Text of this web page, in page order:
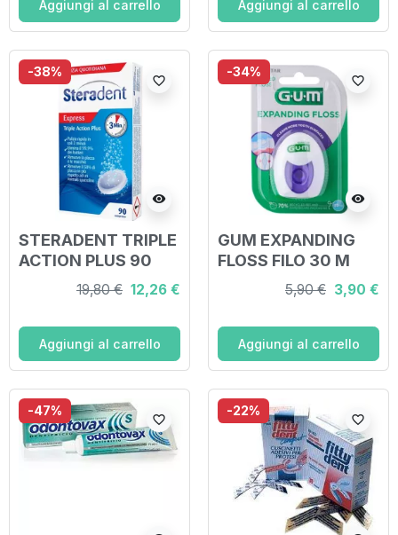
Aggiungi al carrello Aggiungi al carrello
-38%
visibility
favorite_border
STERADENT TRIPLE
ACTION PLUS 90
COMPRESSE
PULENTI
19,80 € 12,26 €
Aggiungi al carrello
-34%
visibility
favorite_border
GUM EXPANDING
FLOSS FILO 30 M
5,90 € 3,90 €
Aggiungi al carrello
-47%
favorite_border
-22%
favorite_border